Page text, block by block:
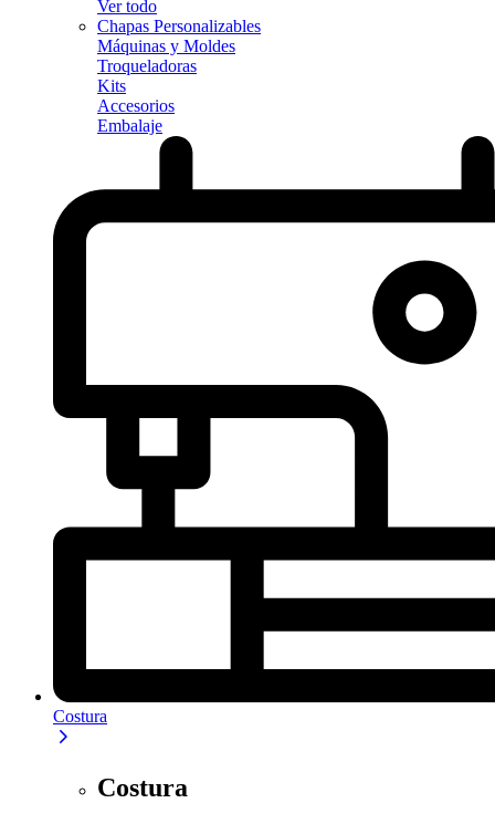
Ver todo
Chapas Personalizables
Máquinas y Moldes
Troqueladoras
Kits
Accesorios
Embalaje
Costura
Costura